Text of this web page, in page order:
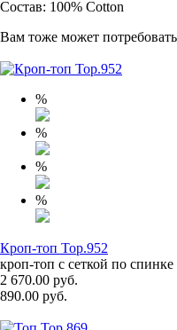
Состав: 100% Cotton
Вам тоже может
%
%
%
%
Кроп-топ Top.952
кроп-топ с сеткой по спинке
2 670.00 руб.
890.00 руб.